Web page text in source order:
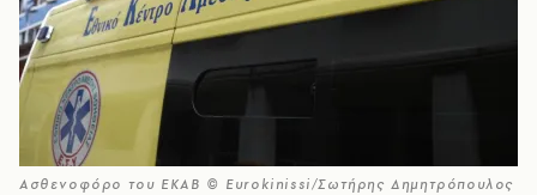
Ασθενοφόρο του ΕΚΑΒ © Eurokinissi/Σωτήρης Δημητρόπουλος